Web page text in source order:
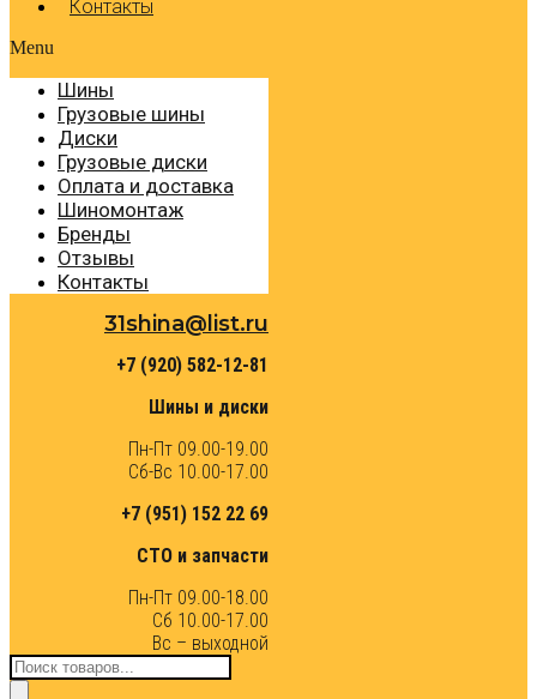
Контакты
Menu
Шины
Грузовые шины
Диски
Грузовые диски
Оплата и доставка
Шиномонтаж
Бренды
Отзывы
Контакты
31shina@list.ru
+7 (920) 582-12-81
Шины и диски
Пн-Пт 09.00-19.00
Сб-Вс 10.00-17.00
+7 (951) 152 22 69
СТО и запчасти
Пн-Пт 09.00-18.00
Сб 10.00-17.00
Вс – выходной
Поиск
товаров